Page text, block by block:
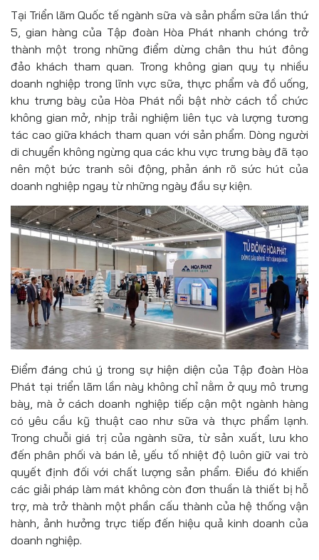
Tại Triển lãm Quốc tế ngành sữa và sản phẩm sữa lần thứ
5, gian hàng của Tập đoàn Hòa Phát nhanh chóng trở
thành một trong những điểm dừng chân thu hút đông
đảo khách tham quan. Trong không gian quy tụ nhiều
doanh nghiệp trong lĩnh vực sữa, thực phẩm và đồ uống,
khu trưng bày của Hòa Phát nổi bật nhờ cách tổ chức
không gian mở, nhịp trải nghiệm liên tục và lượng tương
tác cao giữa khách tham quan với sản phẩm. Dòng người
di chuyển không ngừng qua các khu vực trưng bày đã tạo
nên một bức tranh sôi động, phản ánh rõ sức hút của
doanh nghiệp ngay từ những ngày đầu sự kiện.
Điểm đáng chú ý trong sự hiện diện của Tập đoàn Hòa
Phát tại triển lãm lần này không chỉ nằm ở quy mô trưng
bày, mà ở cách doanh nghiệp tiếp cận một ngành hàng
có yêu cầu kỹ thuật cao như sữa và thực phẩm lạnh.
Trong chuỗi giá trị của ngành sữa, từ sản xuất, lưu kho
đến phân phối và bán lẻ, yếu tố nhiệt độ luôn giữ vai trò
quyết định đối với chất lượng sản phẩm. Điều đó khiến
các giải pháp làm mát không còn đơn thuần là thiết bị hỗ
trợ, mà trở thành một phần cấu thành của hệ thống vận
hành, ảnh hưởng trực tiếp đến hiệu quả kinh doanh của
doanh nghiệp.